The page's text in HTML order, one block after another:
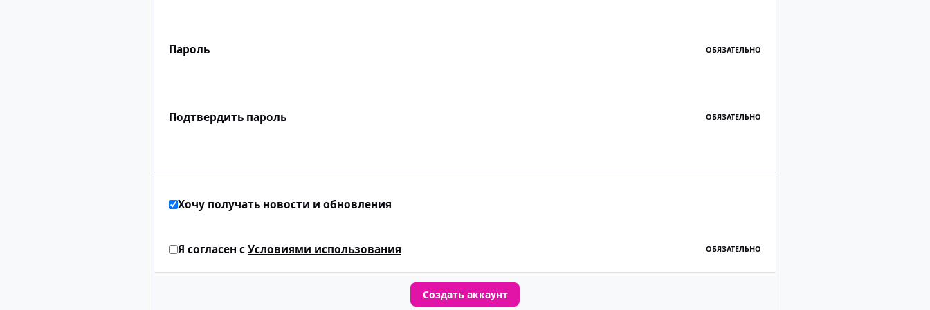
Пароль ОБЯЗАТЕЛЬНО
Подтвердить пароль ОБЯЗАТЕЛЬНО
Хочу получать новости и обновления
Я согласен сУсловиями использования ОБЯЗАТЕЛЬНО
Создать аккаунт